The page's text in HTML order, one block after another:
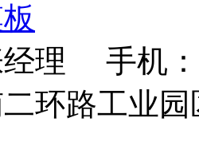
经理 手机
二环路工业